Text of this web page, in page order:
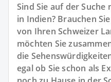
Sind Sie auf der Suche
in Indien? Brauchen
von Ihren Schweizer
möchten Sie
die
egal ob Sie schon als